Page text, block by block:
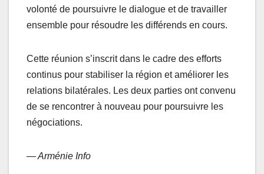
volonté de poursuivre le dialogue et de travailler
ensemble pour résoudre les différends en cours.
Cette réunion s’inscrit dans le cadre des efforts
continus pour stabiliser la région et améliorer les
relations bilatérales. Les deux parties ont convenu
de se rencontrer à nouveau pour poursuivre les
négociations.
— Arménie Info